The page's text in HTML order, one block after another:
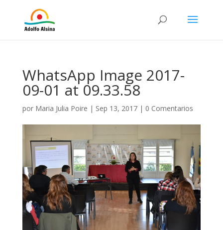
WhatsApp Image 2017-
09-01 at 09.33.58
por Maria Julia Poire | Sep 13, 2017| 0 Comentarios